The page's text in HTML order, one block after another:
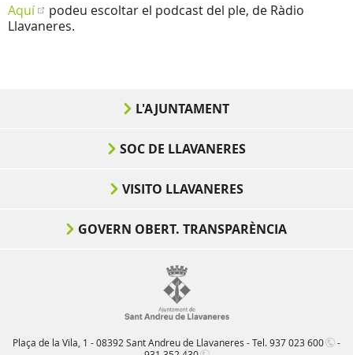
Aquí
podeu escoltar el podcast del ple, de Ràdio
Llavaneres.
L'AJUNTAMENT
SOC DE LLAVANERES
VISITO LLAVANERES
GOVERN OBERT. TRANSPARÈNCIA
Plaça de la Vila, 1 - 08392 Sant Andreu de Llavaneres - Tel.937 023 600
-